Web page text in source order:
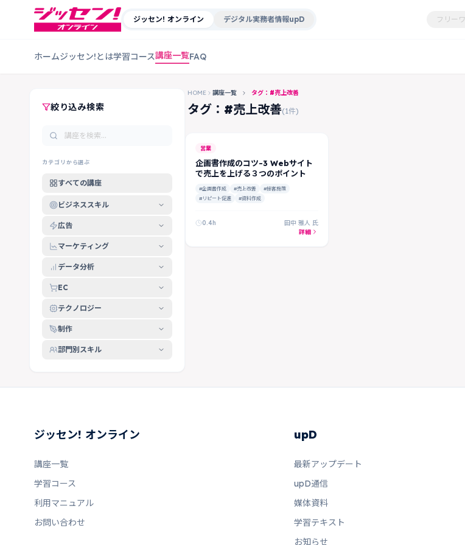
ジッセン! オンライン デジタル実務者情報upD
ホームジッセン!とは学習コース講座一覧FAQ
絞り込み検索
カテゴリから選ぶ
すべての講座
ビジネススキル
広告
マーケティング
データ分析
EC
テクノロジー
制作
部門別スキル
HOME 講座一覧 タグ：#売上改善
タグ：#売上改善(1件)
営業
企画書作成のコツ-3 Webサイト
で売上を上げる３つのポイント
#企画書作成 #売上改善
#接客施策
#リピート促進
#資料作成
0.4h
田中 雅人 氏
詳細
ジッセン! オンライン
講座一覧
学習コース
利用マニュアル
お問い合わせ
upD
最新アップデート
upD通信
媒体資料
学習テキスト
お知らせ